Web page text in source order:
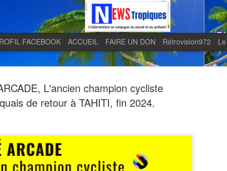
L'ancien champion cycliste
de retour à TAHITI, fin 2024.
FACEBOOK ACCUEIL FAIRE UN DON Rétrovision972
AUG
Quand le
en